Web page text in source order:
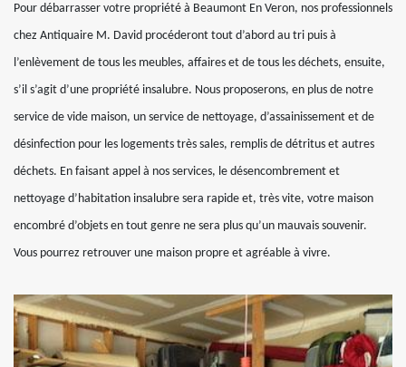
Pour débarrasser votre propriété à Beaumont En Veron, nos professionnels
chez Antiquaire M. David procéderont tout d’abord au tri puis à
l’enlèvement de tous les meubles, affaires et de tous les déchets, ensuite,
s’il s’agit d’une propriété insalubre. Nous proposerons, en plus de notre
service de vide maison, un service de nettoyage, d’assainissement et de
désinfection pour les logements très sales, remplis de détritus et autres
déchets. En faisant appel à nos services, le désencombrement et
nettoyage d’habitation insalubre sera rapide et, très vite, votre maison
encombré d’objets en tout genre ne sera plus qu’un mauvais souvenir.
Vous pourrez retrouver une maison propre et agréable à vivre.